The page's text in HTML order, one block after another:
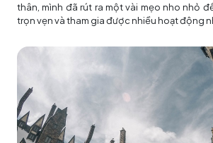
thân, mình đã rút ra một vài mẹo nho nhỏ
trọn vẹn và tham gia được nhiều hoạt động